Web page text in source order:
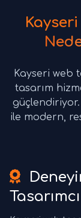
Kayseri web
tasarım
güçlendiriyor.
ile modern,